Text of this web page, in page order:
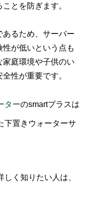
とを防ぎます。
るため、サーバー
が低いという点も
家庭環境や子供のい
性が重要です。
ターのsmartプラスは
下置きウォーターサ
しく知りたい人は、